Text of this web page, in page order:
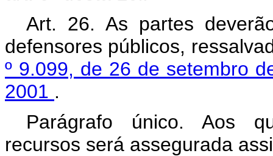
Art. 26. As partes
defensores públicos,
º 9.099, de 26 de setembro
2001 .
Parágrafo único. Aos
recursos será assegurada